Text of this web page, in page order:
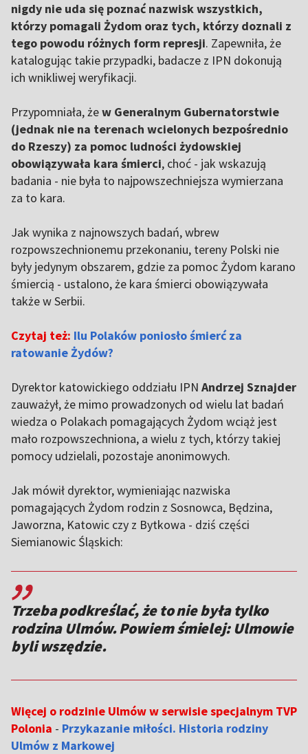
nigdy nie uda się poznać nazwisk wszystkich,
którzy pomagali Żydom oraz tych, którzy doznali z
tego powodu różnych form represji. Zapewniła, że
katalogując takie przypadki, badacze z IPN dokonują
ich wnikliwej weryfikacji.
Przypomniała, żew Generalnym Gubernatorstwie
(jednak nie na terenach wcielonych bezpośrednio
do Rzeszy) za pomoc ludności żydowskiej
obowiązywała kara śmierci, choć - jak wskazują
badania - nie była to najpowszechniejsza wymierzana
za to kara.
Jak wynika z najnowszych badań, wbrew
rozpowszechnionemu przekonaniu, tereny Polski nie
były jedynym obszarem, gdzie za pomoc Żydom karano
śmiercią - ustalono, że kara śmierci obowiązywała
także w Serbii.
Czytaj też: Ilu Polaków poniosło śmierć za
ratowanie Żydów?
Dyrektor katowickiego oddziału IPN Andrzej Sznajder
zauważył, że mimo prowadzonych od wielu lat badań
wiedza o Polakach pomagających Żydom wciąż jest
mało rozpowszechniona, a wielu z tych, którzy takiej
pomocy udzielali, pozostaje anonimowych.
Jak mówił dyrektor, wymieniając nazwiska
pomagających Żydom rodzin z Sosnowca, Będzina,
Jaworzna, Katowic czy z Bytkowa - dziś części
Siemianowic Śląskich:
,,
Trzeba podkreślać, że to nie była tylko
rodzina Ulmów. Powiem śmielej: Ulmowie
byli wszędzie.
Więcej o rodzinie Ulmów w serwisie specjalnym TVP
Polonia - Przykazanie miłości. Historia rodziny
Ulmów z Markowej